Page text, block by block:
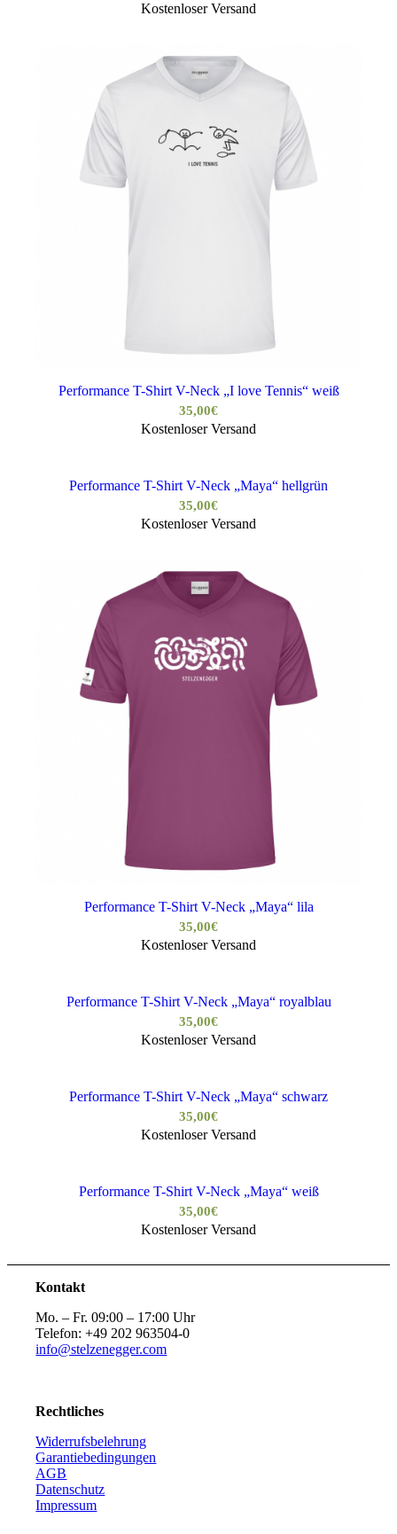
Kostenloser Versand
Performance T-Shirt V-Neck „I love Tennis“ weiß
35,00€
Kostenloser Versand
Performance T-Shirt V-Neck „Maya“ hellgrün
35,00€
Kostenloser Versand
Performance T-Shirt V-Neck „Maya“ lila
35,00€
Kostenloser Versand
Performance T-Shirt V-Neck „Maya“ royalblau
35,00€
Kostenloser Versand
Performance T-Shirt V-Neck „Maya“ schwarz
35,00€
Kostenloser Versand
Performance T-Shirt V-Neck „Maya“ weiß
35,00€
Kostenloser Versand
Kontakt
Mo. – Fr. 09:00 – 17:00 Uhr
Telefon: +49 202 963504-0
info@stelzenegger.com
Rechtliches
Widerrufsbelehrung
Garantiebedingungen
AGB
Datenschutz
Impressum